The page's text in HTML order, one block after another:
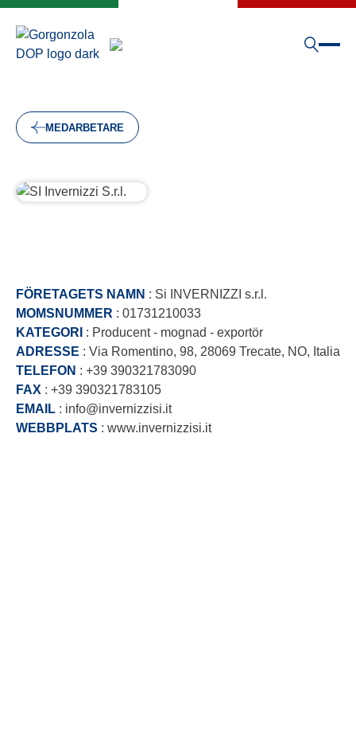
MEDARBETARE
FÖRETAGETS NAMN : Si INVERNIZZI s.r.l.
MOMSNUMMER : 01731210033
KATEGORI : Producent - mognad - exportör
ADRESSE : Via Romentino, 98, 28069 Trecate, NO, Italia
TELEFON : +39 390321783090
FAX : +39 390321783105
EMAIL : info@invernizzisi.it
WEBBPLATS : www.invernizzisi.it